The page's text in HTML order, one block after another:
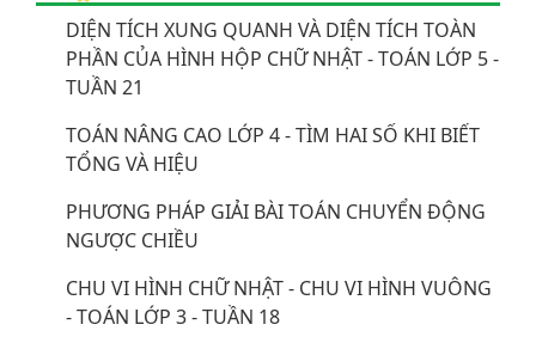
DIỆN TÍCH XUNG QUANH VÀ DIỆN TÍCH TOÀN
PHẦN CỦA HÌNH HỘP CHỮ NHẬT - TOÁN LỚP 5 -
TUẦN 21
TOÁN NÂNG CAO LỚP 4 - TÌM HAI SỐ KHI BIẾT
TỔNG VÀ HIỆU
PHƯƠNG PHÁP GIẢI BÀI TOÁN CHUYỂN ĐỘNG
NGƯỢC CHIỀU
CHU VI HÌNH CHỮ NHẬT - CHU VI HÌNH VUÔNG
- TOÁN LỚP 3 - TUẦN 18